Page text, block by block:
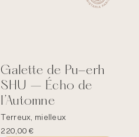
Galette de Pu-erh
SHU – Écho de
l’Automne
Terreux, mielleux
220,00€